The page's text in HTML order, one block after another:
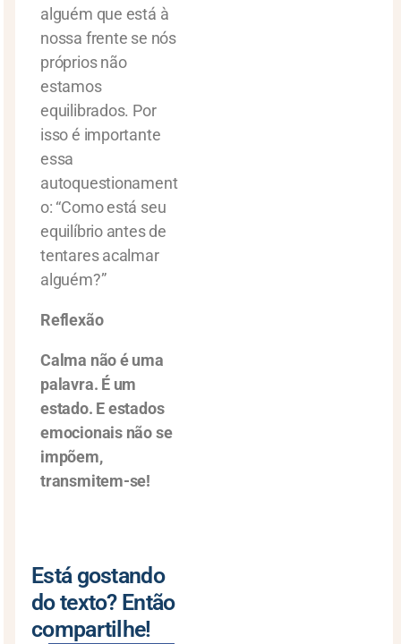
alguém que está à
nossa frente se nós
próprios não
estamos
equilibrados. Por
isso é importante
essa
autoquestionament
o: “Como está seu
equilíbrio antes de
tentares acalmar
alguém?”
Reflexão
Calma não é uma
palavra. É um
estado. E estados
emocionais não se
impõem,
transmitem-se!
Está gostando
do texto? Então
compartilhe!